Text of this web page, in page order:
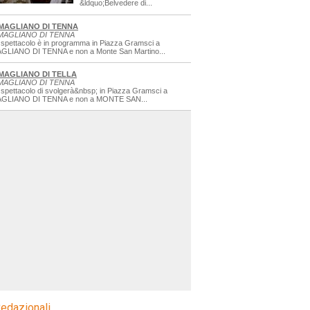
&ldquo;Belvedere di...
DI TENNA
DI TENNA
spettacolo è in programma in Piazza Gramsci a
DI TENNA e non a Monte San Martino...
DI TELLA
DI TENNA
spettacolo di svolgerà&nbsp; in Piazza Gramsci a
DI TENNA e non a MONTE SAN...